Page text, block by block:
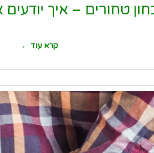
טחורים – איך
קרא עוד ←